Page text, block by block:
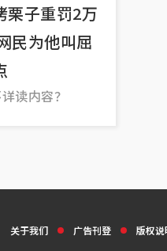
栗子重罚2万
为他叫屈
读内容？
关于我们 广告刊登 版权说